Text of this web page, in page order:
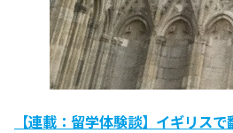
【連載：留学体験談】イギリス